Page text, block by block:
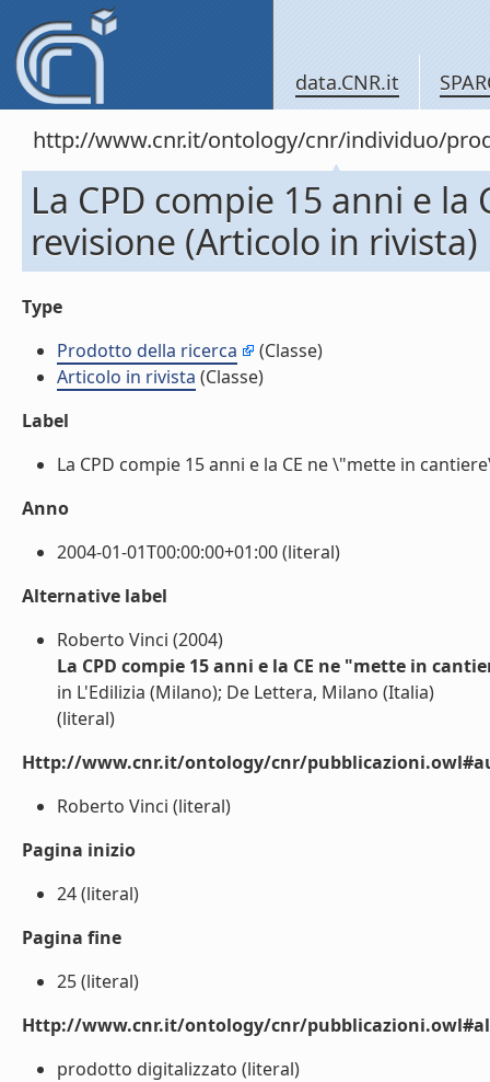
data.CNR.it
http://www.cnr.it/ontology/cnr/individuo/
La CPD compie 15 anni e
revisione (Articolo in rivista)
Type
Prodotto della ricerca
(Classe)
Articolo in rivista (Classe)
Label
La CPD compie 15 anni e la CE ne \"mette in
Anno
2004-01-01T00:00:00+01:00 (literal)
Alternative label
Roberto Vinci (2004)
La CPD compie 15 anni e la CE ne "mette in
in L'Edilizia (Milano); De Lettera, Milano (Italia)
(literal)
Http://www.cnr.it/ontology/cnr/
Roberto Vinci (literal)
Pagina inizio
24 (literal)
Pagina fine
25 (literal)
Http://www.cnr.it/ontology/cnr/
prodotto digitalizzato (literal)